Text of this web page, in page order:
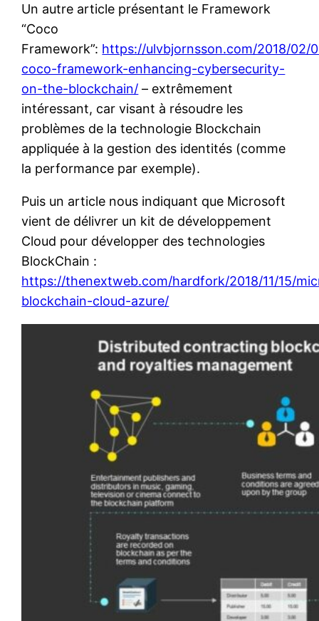
Un autre article présentant le Framework
“Coco
Framework”: https://ulvbjornsson.com/2018/02/
coco-framework-enhancing-cybersecurity-
on-the-blockchain/ – extrêmement
intéressant, car visant à résoudre les
problèmes de la technologie Blockchain
appliquée à la gestion des identités (comme
la performance par exemple).
Puis un article nous indiquant que Microsoft
vient de délivrer un kit de développement
Cloud pour développer des technologies
BlockChain :
https://thenextweb.com/hardfork/2018/11/15/
blockchain-cloud-azure/